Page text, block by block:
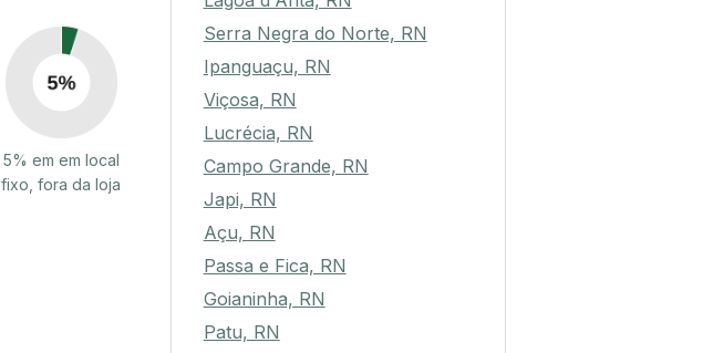
5% em em local
fixo, fora da loja
Serra Negra do Norte, RN
Ipanguaçu, RN
Viçosa, RN
Lucrécia, RN
Campo Grande, RN
Japi, RN
Açu, RN
Passa e Fica, RN
Goianinha, RN
Patu, RN